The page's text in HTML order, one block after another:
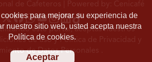
para mejorar su experiencia de
nuestro sitio web, usted acepta nuestra
Política de cookies.
Aceptar
de Cafeteros | Powered by: Cenicafé
este portal, aceptas nuestros
de usoyPolítica de Privacidad y
de Datos Personales